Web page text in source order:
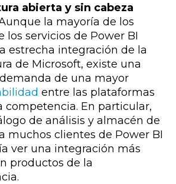
abierta y sin cabeza
la mayoría de los
los servicios de Power BI
estrecha integración de la
de Microsoft, existe una
de una mayor
entre las plataformas
competencia. En particular,
de análisis y almacén de
muchos clientes de Power BI
ver una integración más
productos de la